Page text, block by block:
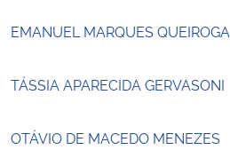
EMANUEL MARQUES QUEIROGA
TÁSSIA APARECIDA GERVASONI
OTÁVIO DE MACEDO MENEZES